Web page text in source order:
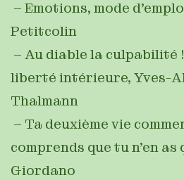
– Emotions, mode
Petitcolin
– Au diable la culpabilité
liberté intérieure, Yves-
Thalmann
– Ta deuxième vie
comprends que tu n’en as
Giordano